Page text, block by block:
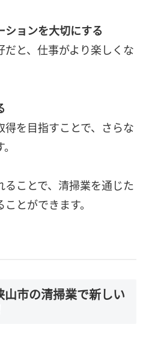
ョンを大切にする
と、仕事がより楽しくな
を目指すことで、さらな
ることで、清掃業を通じた
とができます。
市の清掃業で新しい